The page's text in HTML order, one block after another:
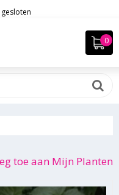
toe aan Mijn Planten